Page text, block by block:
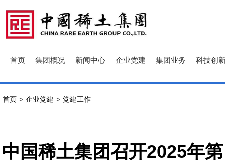
首页 集团概况 新闻中心 企业党建 集团业务 科技创
首页 > 企业党建 > 党建工作
中国稀土集团召开2025年第